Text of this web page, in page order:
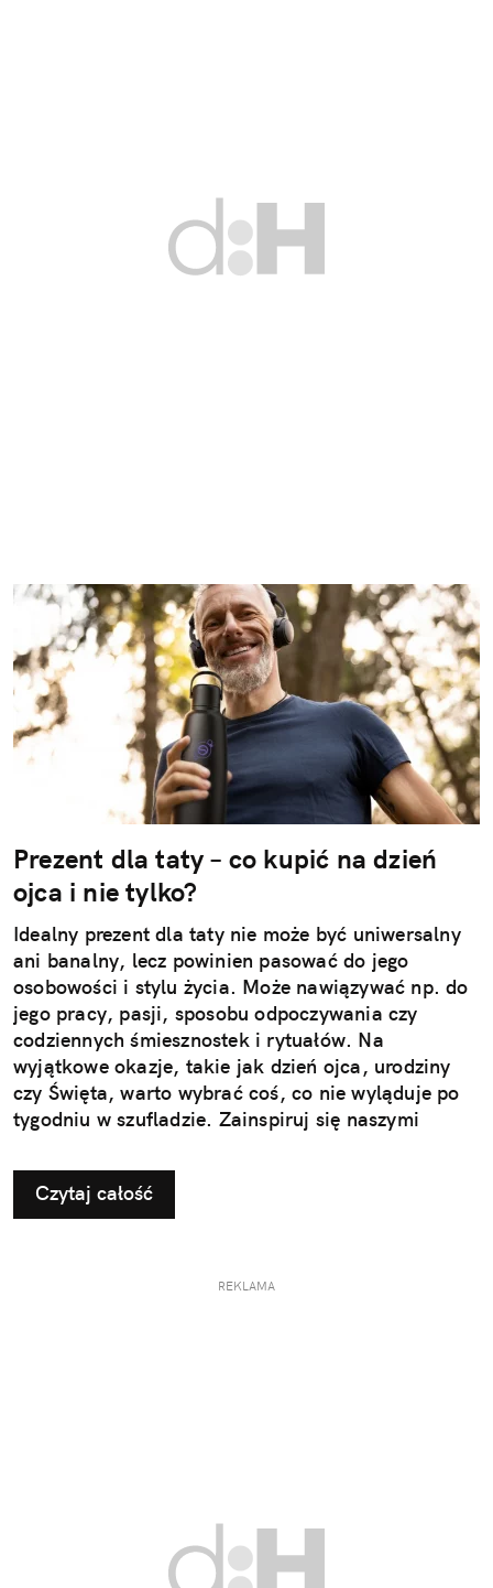
Prezent dla taty – co kupić na dzień
ojca i nie tylko?
Idealny prezent dla taty nie może być uniwersalny
ani banalny, lecz powinien pasować do jego
osobowości i stylu życia. Może nawiązywać np. do
jego pracy, pasji, sposobu odpoczywania czy
codziennych śmiesznostek i rytuałów. Na
wyjątkowe okazje, takie jak dzień ojca, urodziny
czy Święta, warto wybrać coś, co nie wyląduje po
tygodniu w szufladzie. Zainspiruj się naszymi
taty.
Czytaj całość
REKLAMA